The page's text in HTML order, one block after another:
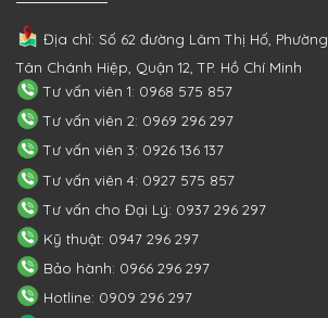
Địa chỉ: Số 62 đường Lâm Thị Hố, Phường
Tân Chánh Hiệp, Quận 12, TP. Hồ Chí Minh
Tư vấn viên 1: 0968 575 857
Tư vấn viên 2: 0969 296 297
Tư vấn viên 3: 0926 136 137
Tư vấn viên 4: 0927 575 857
Tư vấn cho Đại Lý: 0937 296 297
Kỹ thuật: 0947 296 297
Bảo hành: 0966 296 297
Hotline: 0909 296 297